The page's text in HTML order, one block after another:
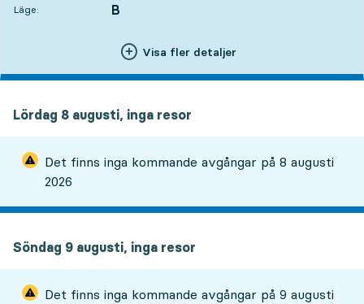
Läge:
LÄGE, B
,
Visa fler detaljer
Lördag 8 augusti, inga resor
Det finns inga kommande avgångar på8 augusti
2026
Söndag 9 augusti, inga resor
Det finns inga kommande avgångar på9 augusti